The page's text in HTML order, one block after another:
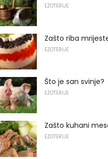
EZOTERIJE
Zašto riba
EZOTERIJE
Što je san svinje?
EZOTERIJE
Zašto kuhani
EZOTERIJE